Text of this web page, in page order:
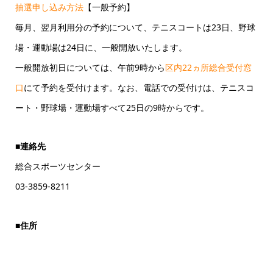
抽選申し込み方法【一般予約】
毎月、翌月利用分の予約について、テニスコートは23日、野球
場・運動場は24日に、一般開放いたします。
一般開放初日については、午前9時から区内22ヵ所総合受付窓
口にて予約を受付けます。なお、電話での受付けは、テニスコ
ート・野球場・運動場すべて25日の9時からです。
■連絡先
総合スポーツセンター
03-3859-8211
■住所